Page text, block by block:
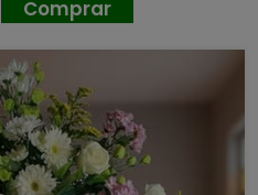
Comprar